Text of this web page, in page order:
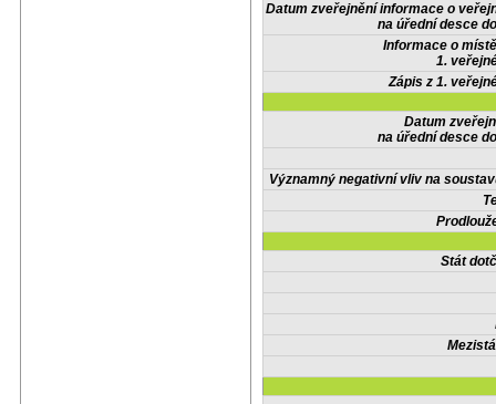
Datum zveřejnění informace o
na úřední desce
Informace o
1.
Zápis z 1.
Datum
na úřední desce
Významný negativní vliv na
Stát